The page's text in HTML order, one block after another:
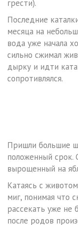
грести).
Последние
месяца на
вода уже начала
сильно сжимал
дырку и идти
сопротивлялся.
Пришли большие
положенный
вырощенный на
Катаясь с
миг, понимая что
рассекать уже не
после родов